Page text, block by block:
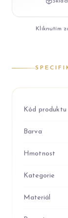
Kliknutím
Kód produktu
Barva
Hmotnost
Kategorie
Materiál